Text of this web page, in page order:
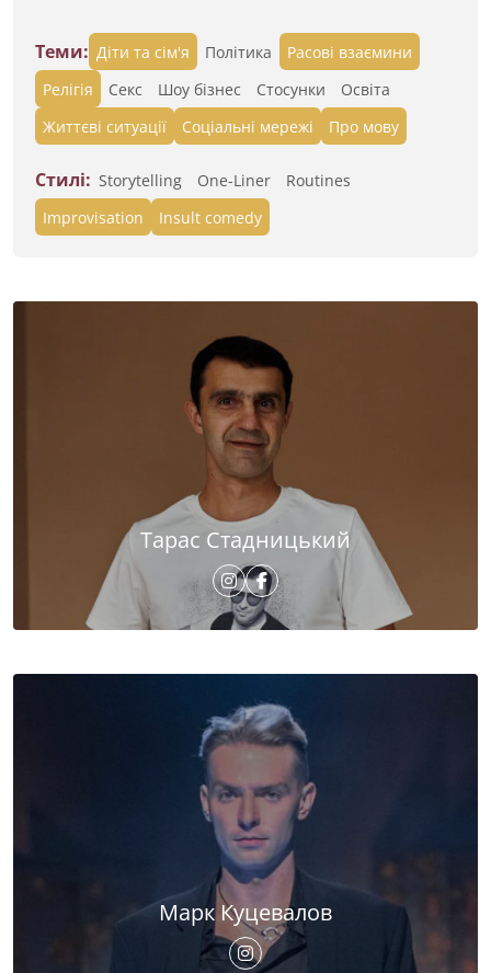
Теми: Діти та сім'я Політика
Расові взаємини
Релігія
Секс Шоу бізнес Стосунки
Освіта
Життєві ситуації
Cоціальні мережі Про мову
Стилі: Storytelling One-Liner
Routines
Improvisation
Insult comedy
Тарас Стадницький
Марк Куцевалов